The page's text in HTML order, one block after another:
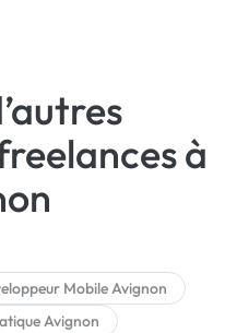
à
Mobile Avignon
Avignon